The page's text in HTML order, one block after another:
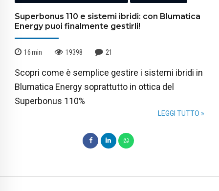
Superbonus 110 e sistemi ibridi: con Blumatica
Energy puoi finalmente gestirli!
16min 19398 21
Scopri come è semplice gestire i sistemi ibridi in
Blumatica Energy soprattutto in ottica del
Superbonus 110%
LEGGI TUTTO »